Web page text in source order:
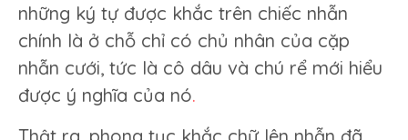
những ký tự được khắc trên chiếc nhẫn
chính là ở chỗ chỉ có chủ nhân của cặp
nhẫn cưới, tức là cô dâu và chú rể mới hiểu
được ý nghĩa của nó.